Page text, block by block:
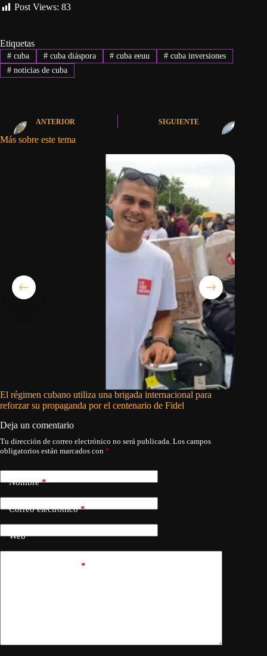
Post Views: 83
Etiquetas
#cuba #cuba diáspora # cuba eeuu # cuba inversiones
#noticias de cuba
ANTERIOR SIGUIENTE
Más sobre este tema
El régimen cubano utiliza una brigada internacional para
reforzar su propaganda por el centenario de Fidel
Deja un comentario
Tu dirección de correo electrónico no será publicada. Los campos
obligatorios están marcados con *
Nombre*
Correo electrónico*
Web
*